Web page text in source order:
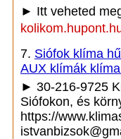
► Itt veheted
7. Siófok klíma
AUX klímák
► 30-216-9725
Siófokon, és
https://